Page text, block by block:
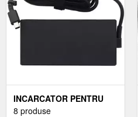
INCARCATOR PENTRU
ASUS ROG ZEPHYRUS
8 produse